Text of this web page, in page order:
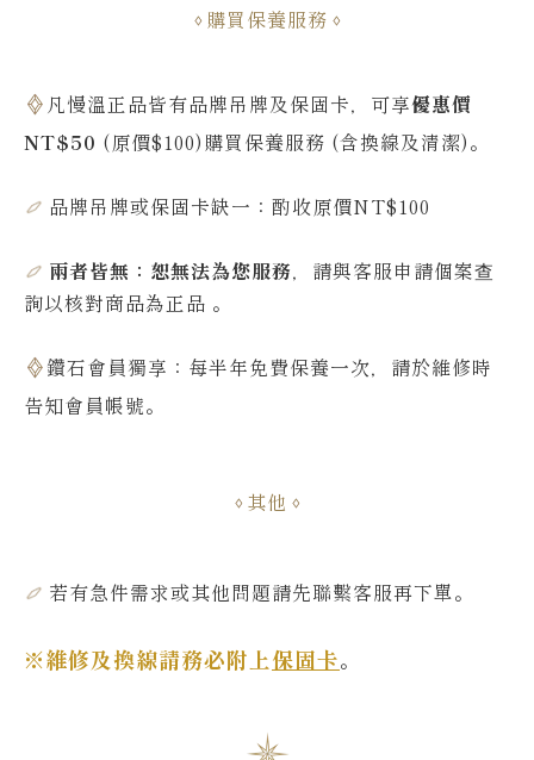
購買保養服務
凡慢溫正品皆有品牌吊牌及保固卡，可享優惠價
NT$50 (原價$100)購買保養服務 (含換線及清潔)。
品牌吊牌或保固卡缺一：酌收原價NT$100
兩者皆無：恕無法為您服務，請與客服申請個案查
詢以核對商品為正品 。
鑽石會員獨享：每半年免費保養一次，請於維修時
告知會員帳號。
其他
若有急件需求或其他問題請先聯繫客服再下單。
※維修及換線請務必附上保固卡。